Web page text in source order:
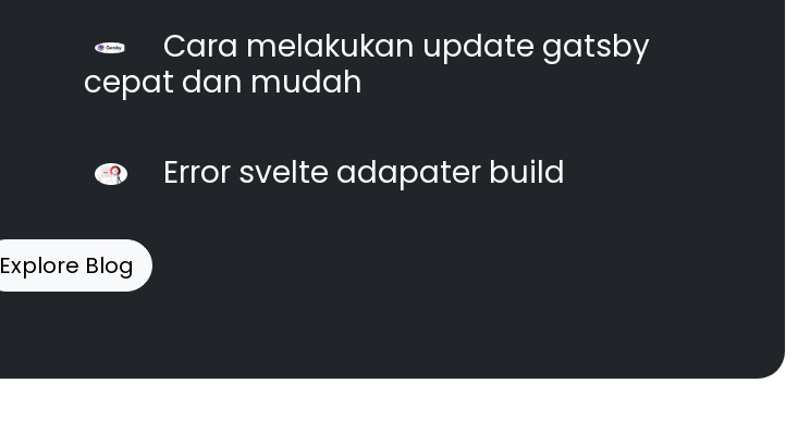
Cara melakukan update gatsby
cepat dan mudah
Error svelte adapater build
Explore Blog